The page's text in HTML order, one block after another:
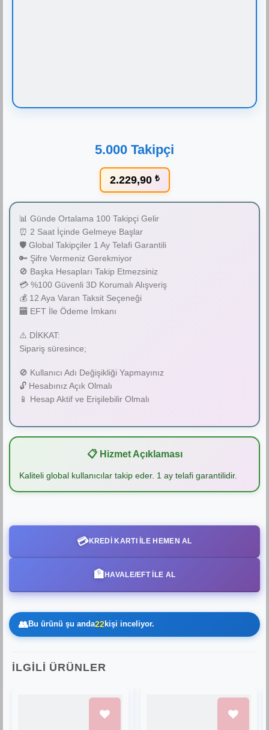
👥Bu ürünü şu anda22kişi inceliyor.
5.000 Takipçi
2.229,90 ₺
📊 Günde Ortalama 100 Takipçi Gelir
⏰ 2 Saat İçinde Gelmeye Başlar
🛡️ Global Takipçiler 1 Ay Telafi Garantili
🔑 Şifre Vermeniz Gerekmiyor
🚫 Başka Hesapları Takip Etmezsiniz
💳 %100 Güvenli 3D Korumalı Alışveriş
💰 12 Aya Varan Taksit Seçeneği
🏧 EFT İle Ödeme İmkanı
⚠️ DİKKAT:
Sipariş süresince;
🚫 Kullanıcı Adı Değişikliği Yapmayınız
🔓 Hesabınız Açık Olmalı
📱 Hesap Aktif ve Erişilebilir Olmalı
💳KREDI KARTI ILE HEMEN AL
🏦HAVALE/EFT İLE AL
📋 Hizmet Açıklaması
Kaliteli global kullanıcılar takip eder. 1 ay telafi garantilidir.
İLGILI ÜRÜNLER